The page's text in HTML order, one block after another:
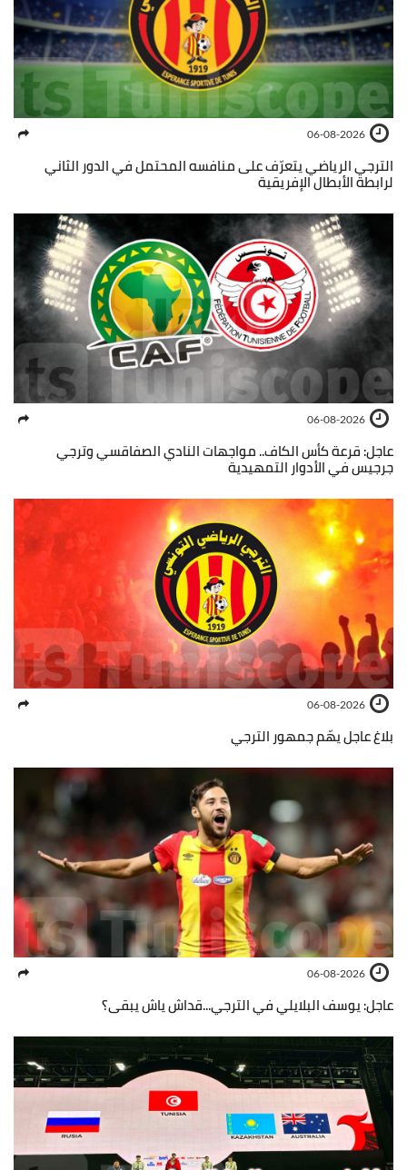
06-08-2026
الترجي الرياضي يتعرّف على منافسه المحتمل في الدور الثاني
لرابطة الأبطال الإفريقية
06-08-2026
عاجل: قرعة كأس الكاف.. مواجهات النادي الصفاقسي وترجي
جرجيس في الأدوار التمهيدية
06-08-2026
بلاغ عاجل يهّم جمهور الترجي
06-08-2026
عاجل: يوسف البلايلي في الترجي...قداش ياش يبقى؟